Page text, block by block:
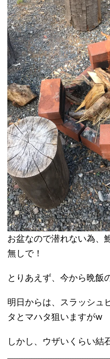
お盆なので潜れない為、
無しで！
とりあえず、今から晩飯
明日からは、スラッシュ
タとマハタ狙いますがw
しかし、ウザいくらい結